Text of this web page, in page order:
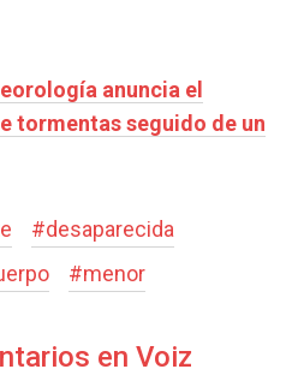
anuncia el
tormentas seguido de un
#desaparecida
#menor
en Voiz